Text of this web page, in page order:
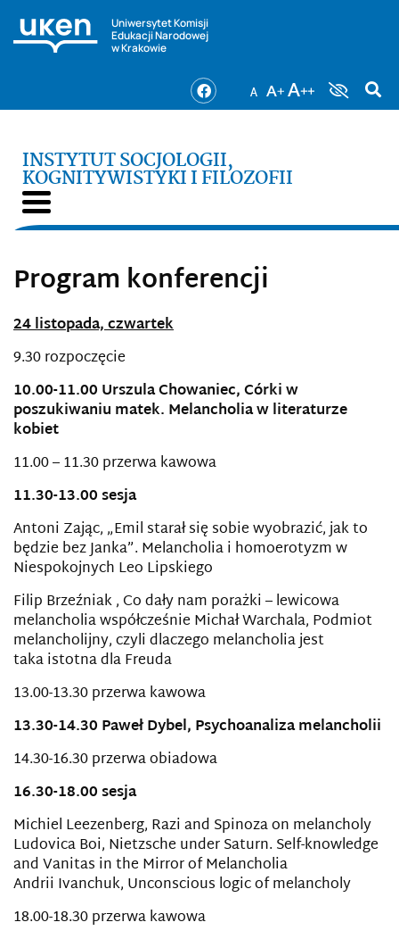
Uniwersytet Komisji
Edukacji Narodowej
w Krakowie
INSTYTUT SOCJOLOGII,
KOGNITYWISTYKI I FILOZOFII
Program konferencji
24 listopada, czwartek
9.30 rozpoczęcie
10.00-11.00 Urszula Chowaniec, Córki w
poszukiwaniu matek. Melancholia w literaturze
kobiet
11.00 – 11.30 przerwa kawowa
11.30-13.00 sesja
Antoni Zając, „Emil starał się sobie wyobrazić, jak to
będzie bez Janka”. Melancholia i homoerotyzm w
Niespokojnych Leo Lipskiego
Filip Brzeźniak , Co dały nam porażki – lewicowa
melancholia współcześnie Michał Warchala, Podmiot
melancholijny, czyli dlaczego melancholia jest
taka istotna dla Freuda
13.00-13.30 przerwa kawowa
13.30-14.30 Paweł Dybel, Psychoanaliza melancholii
14.30-16.30 przerwa obiadowa
16.30-18.00sesja
Michiel Leezenberg, Razi and Spinoza on melancholy
Ludovica Boi, Nietzsche under Saturn. Self-knowledge
and Vanitas in the Mirror of Melancholia
Andrii Ivanchuk, Unconscious logic of melancholy
18.00-18.30 przerwa kawowa